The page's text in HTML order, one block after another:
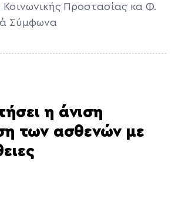
Προστασίας κα Φ.
Σύμφωνα
η άνιση
των ασθενών με